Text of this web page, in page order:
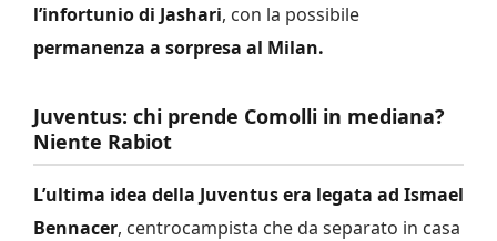
l’infortunio di Jashari, con la possibile
permanenza a sorpresa al Milan.
Juventus: chi prende Comolli in mediana?
Niente Rabiot
L’ultima idea della Juventus era legata ad Ismael
Bennacer, centrocampista che da separato in casa